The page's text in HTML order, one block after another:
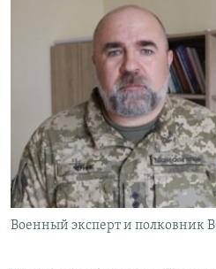
Военный эксперт и полковник